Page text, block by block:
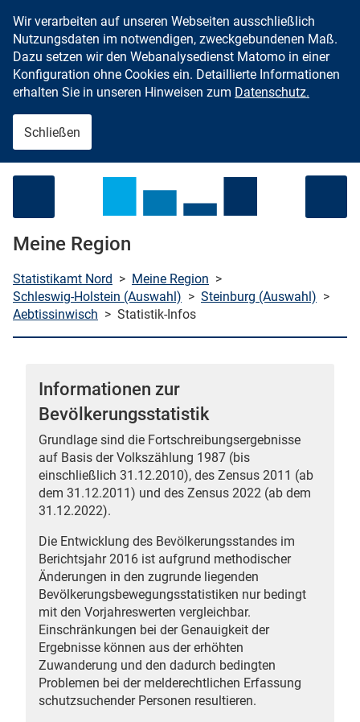
Zum Inhalt springen
Wir verarbeiten auf unseren Webseiten ausschließlich
Nutzungsdaten im notwendigen, zweckgebundenen Maß.
Dazu setzen wir den Webanalysedienst Matomo in einer
Konfiguration ohne Cookies ein. Detaillierte Informationen
erhalten Sie in unseren Hinweisen zum Datenschutz.
Schließen
Meine Region
Statistikamt Nord > Meine Region >
Schleswig-Holstein (Auswahl) > Steinburg (Auswahl) >
Aebtissinwisch > Statistik-Infos
Informationen zur
Bevölkerungsstatistik
Grundlage sind die Fortschreibungsergebnisse
auf Basis der Volkszählung 1987 (bis
einschließlich 31.12.2010), des Zensus 2011 (ab
dem 31.12.2011) und des Zensus 2022 (ab dem
31.12.2022).
Die Entwicklung des Bevölkerungsstandes im
Berichtsjahr 2016 ist aufgrund methodischer
Änderungen in den zugrunde liegenden
Bevölkerungsbewegungsstatistiken nur bedingt
mit den Vorjahreswerten vergleichbar.
Einschränkungen bei der Genauigkeit der
Ergebnisse können aus der erhöhten
Zuwanderung und den dadurch bedingten
Problemen bei der melderechtlichen Erfassung
schutzsuchender Personen resultieren.